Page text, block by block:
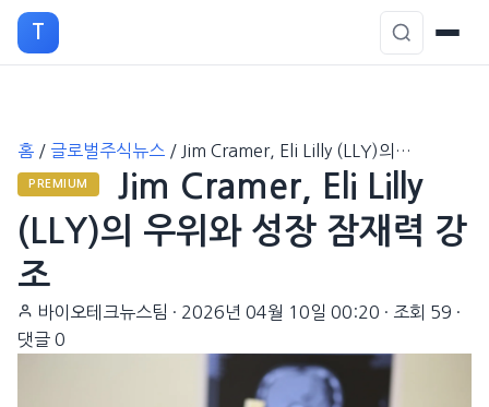
T
홈 / 글로벌주식뉴스 / Jim Cramer, Eli Lilly (LLY)의…
PREMIUM
Jim Cramer, Eli Lilly
(LLY)의 우위와 성장 잠재력 강
조
바이오테크뉴스팀 · 2026년 04월 10일 00:20 · 조회 59 ·
댓글 0